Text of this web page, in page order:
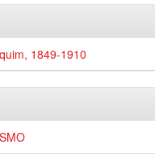
1849-1910